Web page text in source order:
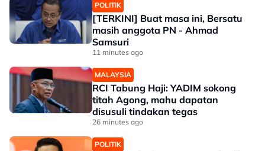
POLITIK
[TERKINI] Buat masa ini, Bersatu
masih anggota PN - Ahmad
Samsuri
11 minutes ago
MALAYSIA
RCI Tabung Haji: YADIM sokong
titah Agong, mahu dapatan
disusuli tindakan tegas
26 minutes ago
POLITIK